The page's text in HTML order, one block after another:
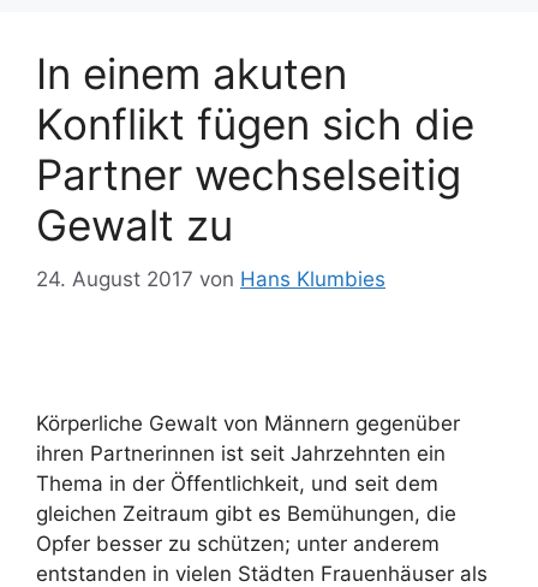
In einem akuten
Konflikt fügen sich die
Partner wechselseitig
Gewalt zu
24. August 2017 von Hans Klumbies
Körperliche Gewalt von Männern gegenüber
ihren Partnerinnen ist seit Jahrzehnten ein
Thema in der Öffentlichkeit, und seit dem
gleichen Zeitraum gibt es Bemühungen, die
Opfer besser zu schützen; unter anderem
entstanden in vielen Städten Frauenhäuser als